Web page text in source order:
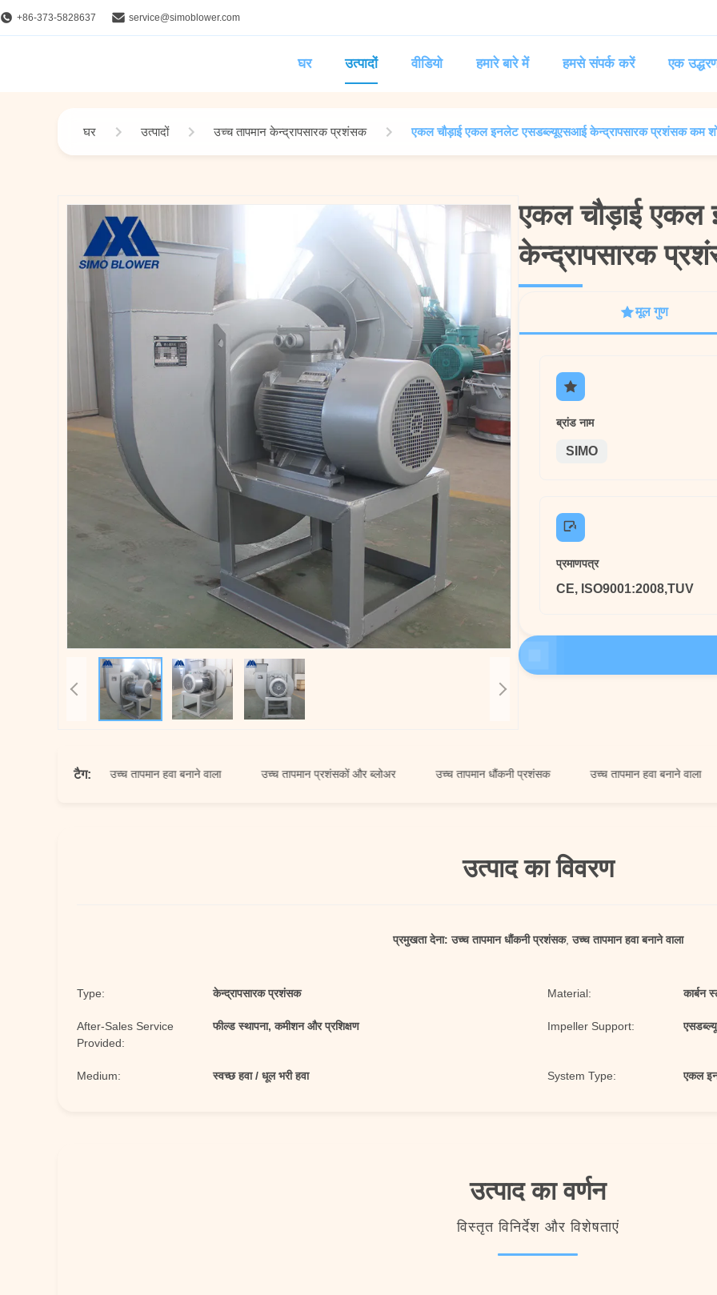
+86-373-5828637 service@simoblower.com
घर उत्पादों वीडियो हमारे बारे में हमसे संपर्क करें एक
घर उत्पादों उच्च तापमान केन्द्रापसारक प्रशंसक एकल चौड़ाई एकल इनलेट एसडब्ल्यूएसआई केन्द्रापसारक प्रशंसक कम
एकल चौड़ाई एकल
केन्द्रापसारक
एकल चौड़ाई एकल
केन्द्रापसारक
मूल गुण
ब्रांड नाम
SIMO
प्रमाणपत्र
CE, ISO9001:2008,TUV
टैग:
उच्च तापमान हवा बनाने वाला उच्च तापमान प्रशंसकों और ब्लोअर उच्च तापमान धौंकनी प्रशंसक उच्च तापमान हवा बनाने वाला
उत्पाद का विवरण
प्रमुखता देना: उच्च तापमान धौंकनी प्रशंसक,उच्च तापमान हवा बनाने वाला
Type: केन्द्रापसारक प्रशंसक Material: कार्बन
After-Sales Service
Provided:
फील्ड स्थापना, कमीशन और प्रशिक्षण Impeller Support:
Medium: स्वच्छ हवा / धूल भरी हवा System Type: एकल
उत्पाद का वर्णन
विस्तृत विनिर्देश और विशेषताएं